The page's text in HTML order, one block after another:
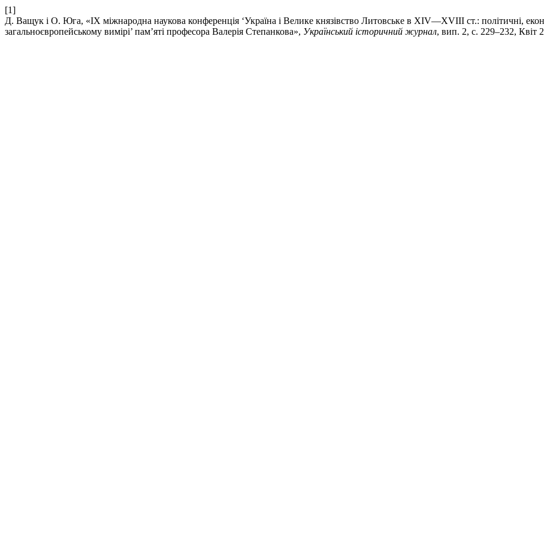
[1]
Д. Ващук і О. Юга, «IX міжнародна наукова конференція ‘Україна і Велике князівство Литовське в XIV—XVIII ст.: політичні,
загальноєвропейському вимірі’ пам’яті професора Валерія Степанкова», Український історичний журнал, вип. 2, с. 229–232, Квіт